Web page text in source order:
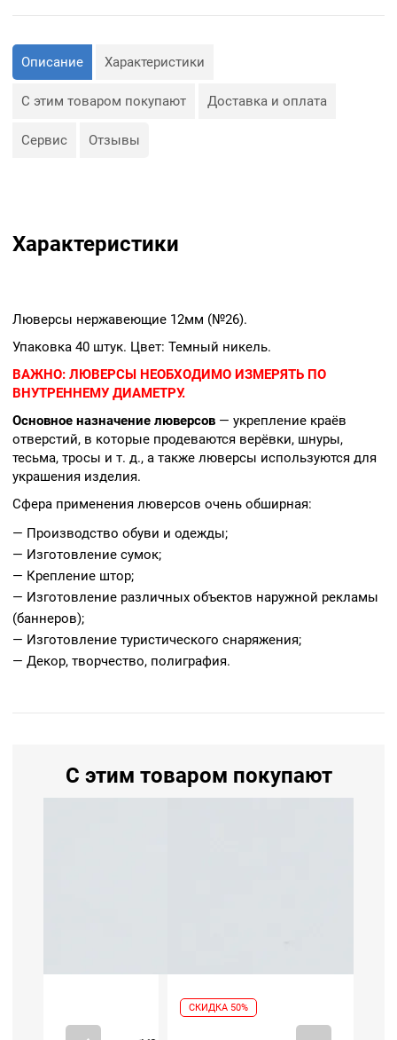
объектов наружной
рекламы (баннеров);
— Изготовление
туристического
— Декор, творчество,
полиграфия.
Описание Характеристики
С этим товаром покупают Доставка и оплата
Сервис Отзывы
Характеристики
Люверсы нержавеющие 12мм (№26).
Упаковка 40 штук. Цвет: Темный никель.
ВАЖНО: ЛЮВЕРСЫ НЕОБХОДИМО ИЗМЕРЯТЬ ПО
ВНУТРЕННЕМУ ДИАМЕТРУ.
Основное назначение люверсов — укрепление краёв
отверстий, в которые продеваются верёвки, шнуры,
тесьма, тросы и т. д., а также люверсы используются для
украшения изделия.
Сфера применения люверсов очень обширная:
— Производство обуви и одежды;
— Изготовление сумок;
— Крепление штор;
— Изготовление различных объектов наружной рекламы
(баннеров);
— Изготовление туристического снаряжения;
— Декор, творчество, полиграфия.
С этим товаром покупают